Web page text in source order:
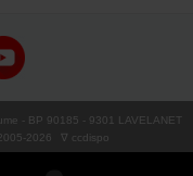
- BP 90185 - 9301 LAVELANET
2026 ∇ ccdispo